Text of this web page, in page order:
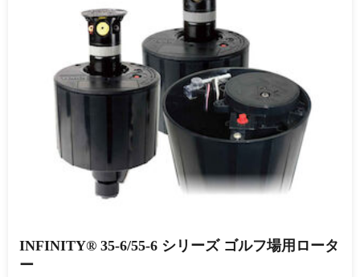
INFINITY® 35-6/55-6 シリーズ ゴルフ場用ロータ
ー